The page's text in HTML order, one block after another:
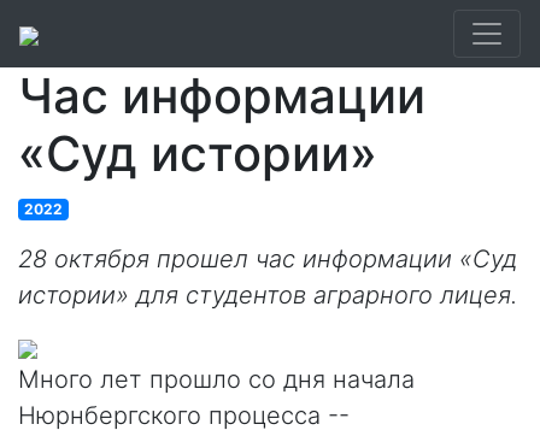
Час информации
«Суд истории»
2022
28 октября прошел час информации «Суд
истории» для студентов аграрного лицея.
Много лет прошло со дня начала
Нюрнбергского процесса --